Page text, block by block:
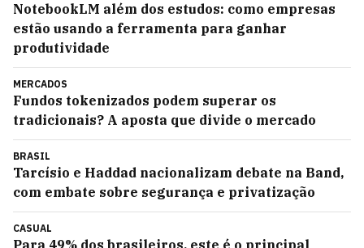
NotebookLM além dos estudos: como empresas
estão usando a ferramenta para ganhar
produtividade
MERCADOS
Fundos tokenizados podem superar os
tradicionais? A aposta que divide o mercado
BRASIL
Tarcísio e Haddad nacionalizam debate na Band,
com embate sobre segurança e privatização
CASUAL
Para 49% dos brasileiros, este é o principal